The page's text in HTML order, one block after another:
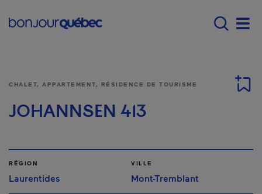
Main navigation -
CHALET, APPARTEMENT, RÉSIDENCE DE TOURISME
JOHANNSEN 413
RÉGION
Laurentides
VILLE
Mont-Tremblant